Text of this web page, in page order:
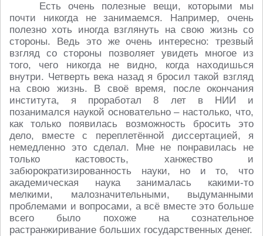
Есть очень полезные вещи, которыми мы
почти никогда не занимаемся. Например, очень
полезно хоть иногда взглянуть на свою жизнь со
стороны. Ведь это же очень интересно: трезвый
взгляд со стороны позволяет увидеть многое из
того, чего никогда не видно, когда находишься
внутри. Четверть века назад я бросил такой взгляд
на свою жизнь. В своё время, после окончания
института, я проработал 8 лет в НИИ и
позанимался наукой основательно – настолько, что,
как только появилась возможность бросить это
дело, вместе с переплетённой диссертацией, я
немедленно это сделал. Мне не понравилась не
только кастовость, ханжество и
забюрократизированность науки, но и то, что
академическая наука занималась какими-то
мелкими, малозначительными, выдуманными
проблемами и вопросами, а всё вместе это больше
всего было похоже на сознательное
растранжиривание больших государственных денег.